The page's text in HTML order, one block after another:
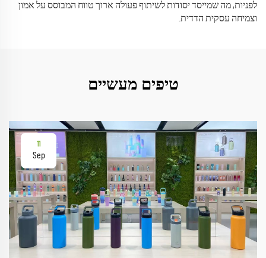
לפניות, מה שמייסד יסודות לשיתוף פעולה ארוך טווח המבוסס על אמון
וצמיחה עסקית הדדית.
טיפים מעשיים
11
Sep